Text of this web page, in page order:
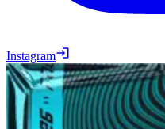
Instagram